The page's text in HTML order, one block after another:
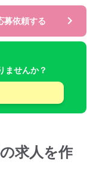
募依頼する
ませんか？
求人を作